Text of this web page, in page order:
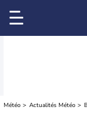
Météo Actualités Météo